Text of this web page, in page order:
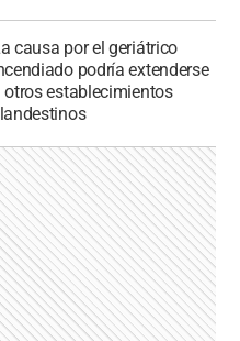
causa por el geriátrico
podría extenderse
otros establecimientos